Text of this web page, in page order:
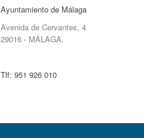
Ayuntamiento de Málaga
Avenida de Cervantes, 4
29016 - MÁLAGA.
Tlf: 951 926 010